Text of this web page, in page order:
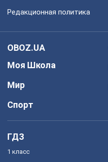
Редакционная политика
OBOZ.UA
Моя Школа
Мир
Спорт
ГДЗ
1 класс